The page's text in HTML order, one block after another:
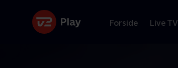
Forside Live TV